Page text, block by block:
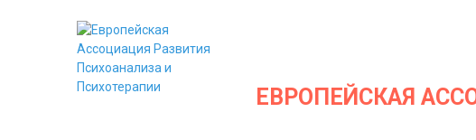
ЕВРОПЕЙСКАЯ